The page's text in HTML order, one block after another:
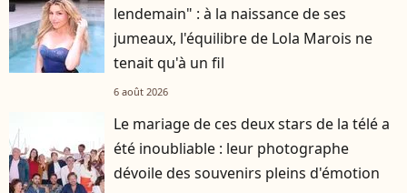
lendemain" : à la naissance de ses
jumeaux, l'équilibre de Lola Marois ne
tenait qu'à un fil
6 août 2026
Le mariage de ces deux stars de la télé a
été inoubliable : leur photographe
dévoile des souvenirs pleins d'émotion